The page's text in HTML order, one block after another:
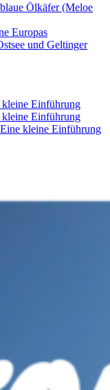
Ölkäfer (Meloe
Europas
und Geltinger
kleine Einführung
kleine Einführung
kleine Einführung